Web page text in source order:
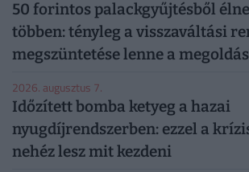
50 forintos palackgyűjtésből
többen: tényleg a visszaváltási
megszüntetése lenne a
2026. augusztus 7.
Időzített bomba ketyeg a hazai
nyugdíjrendszerben: ezzel a
nehéz lesz mit kezdeni